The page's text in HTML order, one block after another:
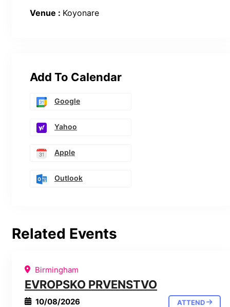
Venue : Koyonare
Add To Calendar
Google
Yahoo
Apple
Outlook
Related Events
Birmingham
EVROPSKO PRVENSTVO
10/08/2026 ATTEND